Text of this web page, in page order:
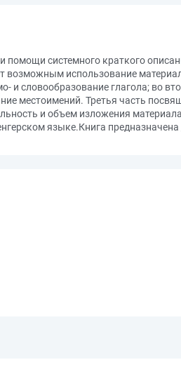
системного краткого
возможным использование
и словообразование глагола; во
местоимений. Третья часть
и объем изложения
языке.Книга предназначена